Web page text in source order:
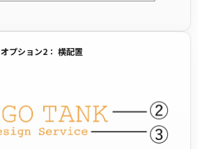
オプション2： 横配置